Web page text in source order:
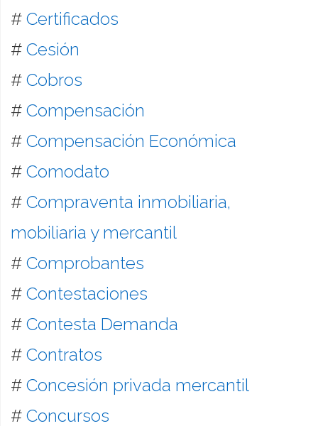
# Certificados
# Cesión
# Cobros
# Compensación
# Compensación Económica
# Comodato
# Compraventa inmobiliaria,
mobiliaria y mercantil
# Comprobantes
# Contestaciones
# Contesta Demanda
# Contratos
# Concesión privada mercantil
# Concursos